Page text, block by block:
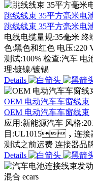
跳线线束 35平方毫米电
跳线线束 35平方毫米电
电线电缆量规:35毫米 终端
色:黑色和红色 电压:220
测试:100% 检查:汽车 电
理:镀镍/镀锡
Details
OEM 电动汽车车窗线束
OEM 电动汽车车窗线束
应用:新能源汽车 风格
目:UL1015，连接器
测试之前运费 连接器品
Details